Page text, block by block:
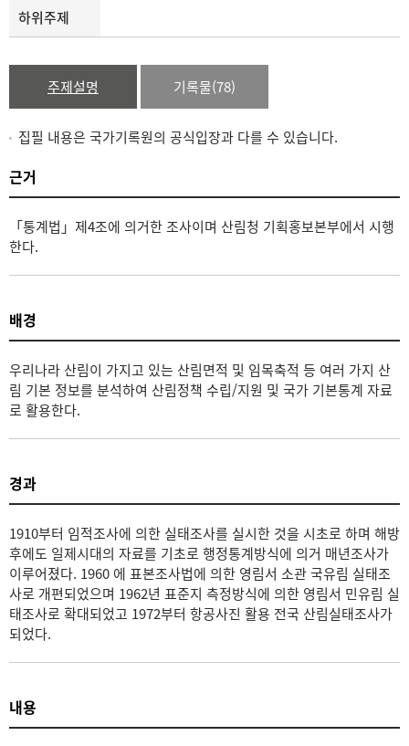
하위주제
주제설명 기록물(78)
집필 내용은 국가기록원의 공식입장과 다를 수 있습니다.
근거
「통계법」제4조에 의거한 조사이며 산림청 기획홍보본부에서 시행
한다.
배경
우리나라 산림이 가지고 있는 산림면적 및 임목축적 등 여러 가지 산
림 기본 정보를 분석하여 산림정책 수립/지원 및 국가 기본통계 자료
로 활용한다.
경과
1910부터 임적조사에 의한 실태조사를 실시한 것을 시초로 하며 해방
후에도 일제시대의 자료를 기초로 행정통계방식에 의거 매년조사가
이루어졌다. 1960 에 표본조사법에 의한 영림서 소관 국유림 실태조
사로 개편되었으며 1962년 표준지 측정방식에 의한 영림서 민유림 실
태조사로 확대되었고 1972부터 항공사진 활용 전국 산림실태조사가
되었다.
내용